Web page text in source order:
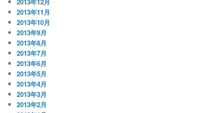
2013年11月
2013年10月
2013年9月
2013年8月
2013年7月
2013年6月
2013年5月
2013年4月
2013年3月
2013年2月